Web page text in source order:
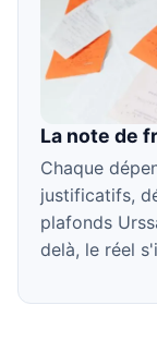
La note de
Chaque
justificatifs,
plafonds
delà, le réel